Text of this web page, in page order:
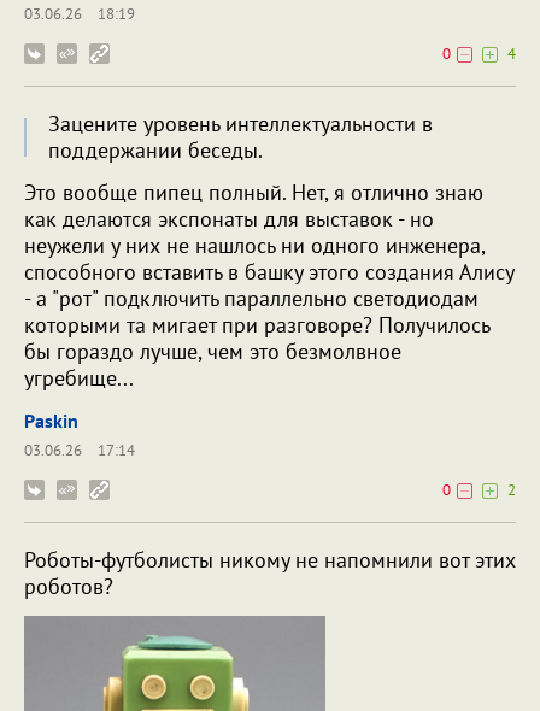
03.06.26
18:19
0
4
Зацените уровень интеллектуальности в
поддержании беседы.
Это вообще пипец полный. Нет, я отлично знаю
как делаются экспонаты для выставок - но
неужели у них не нашлось ни одного инженера,
способного вставить в башку этого создания Алису
- а "рот" подключить параллельно светодиодам
которыми та мигает при разговоре? Получилось
бы гораздо лучше, чем это безмолвное
угребище...
Paskin
03.06.26
17:14
0
2
Роботы-футболисты никому не напомнили вот этих
роботов?